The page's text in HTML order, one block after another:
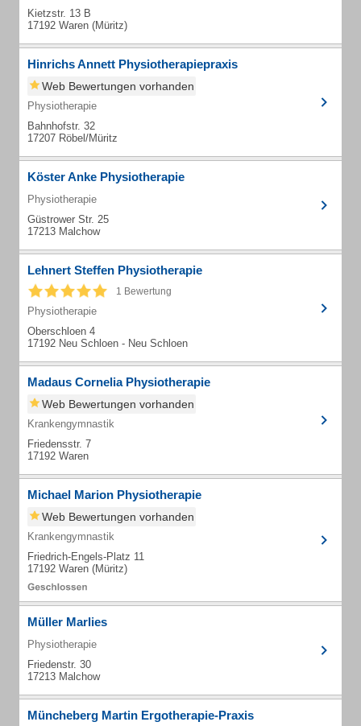
Kietzstr. 13 B
17192 Waren (Müritz)
Hinrichs Annett Physiotherapiepraxis
Web Bewertungen vorhanden
Physiotherapie
Bahnhofstr. 32
17207 Röbel/Müritz
Köster Anke Physiotherapie
Physiotherapie
Güstrower Str. 25
17213 Malchow
Lehnert Steffen Physiotherapie
1 Bewertung
Physiotherapie
Oberschloen 4
17192 Neu Schloen - Neu Schloen
Madaus Cornelia Physiotherapie
Web Bewertungen vorhanden
Krankengymnastik
Friedensstr. 7
17192 Waren
Michael Marion Physiotherapie
Web Bewertungen vorhanden
Krankengymnastik
Friedrich-Engels-Platz 11
17192 Waren (Müritz)
Müller Marlies
Physiotherapie
Friedenstr. 30
17213 Malchow
Müncheberg Martin Ergotherapie-Praxis